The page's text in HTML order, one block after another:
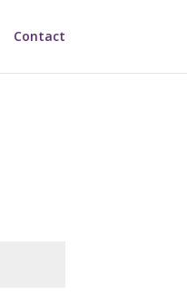
Contact